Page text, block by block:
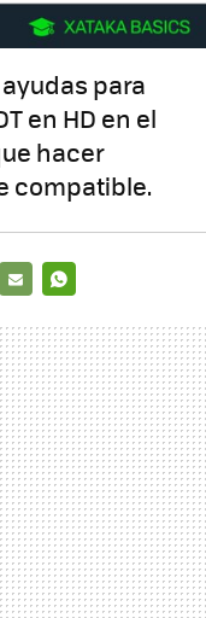
para
en HD en el
hacer
compatible.
MAIL